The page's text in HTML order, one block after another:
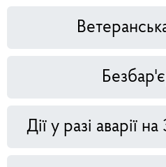
Дії у разі аварії